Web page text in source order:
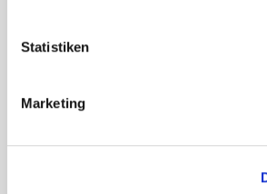
Statistiken
Marketing